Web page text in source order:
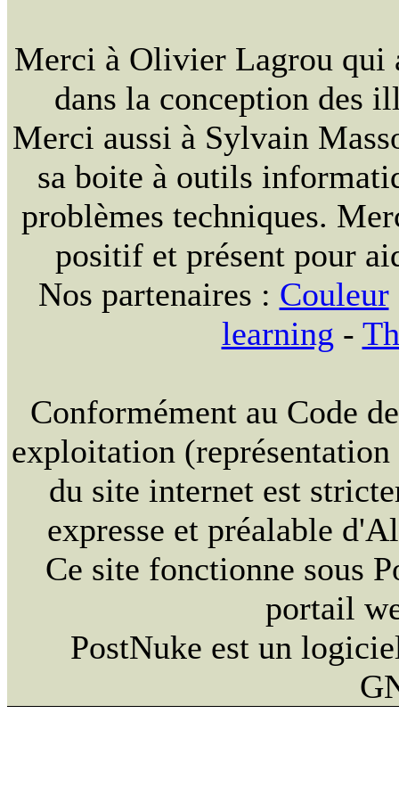
Merci à Olivier Lagrou qui
dans la conception des
Merci aussi à Sylvain
sa boite à outils
problèmes techniques.
positif et présent pour
Nos partenaires : Couleur
learning -
Conformément au Code
exploitation
du site internet est
expresse et préalable
Ce site fonctionne sous
portail
PostNuke est un